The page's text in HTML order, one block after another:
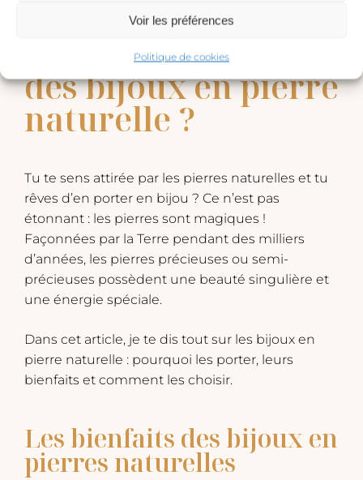
Voir les préférences
Politique de cookies
Pourquoi porter
des bijoux en pierre
naturelle ?
Tu te sens attirée par les pierres naturelles et tu
rêves d’en porter en bijou ? Ce n’est pas
étonnant : les pierres sont magiques !
Façonnées par la Terre pendant des milliers
d’années, les pierres précieuses ou semi-
précieuses possèdent une beauté singulière et
une énergie spéciale.
Dans cet article, je te dis tout sur les bijoux en
pierre naturelle : pourquoi les porter, leurs
bienfaits et comment les choisir.
Les bienfaits des bijoux en
pierres naturelles